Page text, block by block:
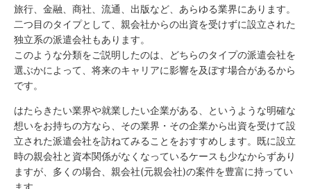
旅行、金融、商社、流通、出版など、あらゆる業界にあります。
二つ目のタイプとして、親会社からの出資を受けずに設立された
独立系の派遣会社もあります。
このような分類をご説明したのは、どちらのタイプの派遣会社を
選ぶかによって、将来のキャリアに影響を及ぼす場合があるから
です。
はたらきたい業界や就業したい企業がある、というような明確な
想いをお持ちの方なら、その業界・その企業から出資を受けて設
立された派遣会社を訪ねてみることをおすすめします。既に設立
時の親会社と資本関係がなくなっているケースも少なからずあり
ますが、多くの場合、親会社(元親会社)の案件を豊富に持ってい
ます。